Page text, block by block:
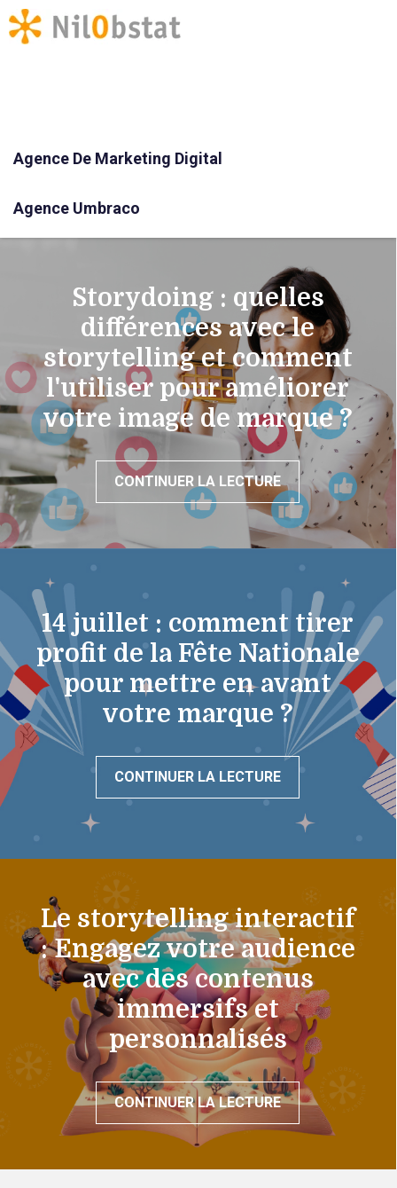
Agence De Marketing Digital
Agence Umbraco
Storydoing : quelles
différences avec le
storytelling et comment
l'utiliser pour améliorer
votre image de marque ?
CONTINUER LA LECTURE
14 juillet : comment tirer
profit de la Fête Nationale
pour mettre en avant
votre marque ?
CONTINUER LA LECTURE
Le storytelling interactif
: Engagez votre audience
avec des contenus
immersifs et
personnalisés
CONTINUER LA LECTURE